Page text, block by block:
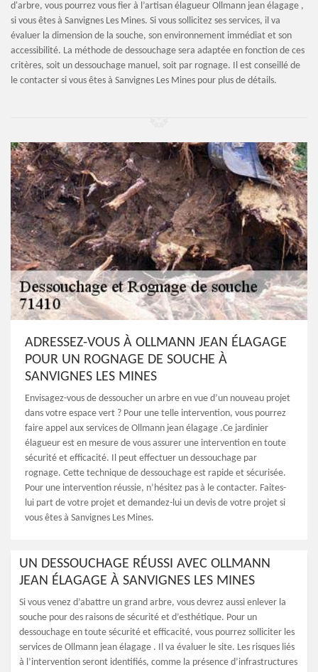
d'arbre, vous pourrez vous fier à l’artisan élagueur Ollmann jean élagage ,
si vous êtes à Sanvignes Les Mines. Si vous sollicitez ses services, il va
évaluer la dimension de la souche, son environnement immédiat et son
accessibilité. La méthode de dessouchage sera adaptée en fonction de ces
critères, soit un dessouchage manuel, soit par rognage. Il est conseillé de
le contacter si vous êtes à Sanvignes Les Mines pour plus de détails.
ADRESSEZ-VOUS À OLLMANN JEAN ÉLAGAGE
POUR UN ROGNAGE DE SOUCHE À
SANVIGNES LES MINES
Envisagez-vous de dessoucher un arbre en vue d’un nouveau projet
dans votre espace vert ? Pour une telle intervention, vous pourrez
faire appel aux services de Ollmann jean élagage .Ce jardinier
élagueur est en mesure de vous assurer une intervention en toute
sécurité et efficacité. Il peut effectuer un dessouchage par
rognage. Cette technique de dessouchage est rapide et sécurisée.
Pour une intervention réussie, n’hésitez pas à le contacter. Faites-
lui part de votre projet et demandez-lui un devis de votre projet si
vous êtes à Sanvignes Les Mines.
UN DESSOUCHAGE RÉUSSI AVEC OLLMANN
JEAN ÉLAGAGE À SANVIGNES LES MINES
Si vous venez d’abattre un grand arbre, vous devrez aussi enlever la
souche pour des raisons de sécurité et d’esthétique. Pour un
dessouchage en toute sécurité et efficacité, vous pourrez solliciter les
services de Ollmann jean élagage . Il va évaluer le site. Les risques liés
à l’intervention seront identifiés, comme la présence d’infrastructures